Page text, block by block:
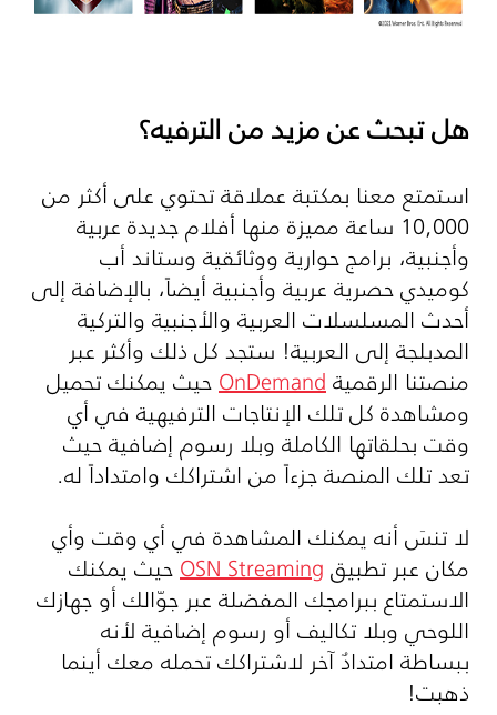
هل تبحث عن مزيد من الترفيه؟
استمتع معنا بمكتبة عملاقة تحتوي على أكثر من
10,000 ساعة مميزة منها أفلام جديدة عربية
وأجنبية، برامج حوارية ووثائقية وستاند أب
كوميدي حصرية عربية وأجنبية أيضاً، بالإضافة إلى
أحدث المسلسلات العربية والأجنبية والتركية
المدبلجة إلى العربية! ستجد كل ذلك وأكثر عبر
منصتنا الرقميةOnDemandحيث يمكنك تحميل
ومشاهدة كل تلك الإنتاجات الترفيهية في أي
وقت بحلقاتها الكاملة وبلا رسوم إضافية حيث
تعد تلك المنصة جزءاً من اشتراكك وامتداداً له.
لا تنسَ أنه يمكنك المشاهدة في أي وقت وأي
مكان عبر تطبيقOSN Streamingحيث يمكنك
الاستمتاع ببرامجك المفضلة عبر جوّالك أو جهازك
اللوحي وبلا تكاليف أو رسوم إضافية لأنه
ببساطة امتدادٌ آخر لاشتراكك تحمله معك أينما
ذهبت!